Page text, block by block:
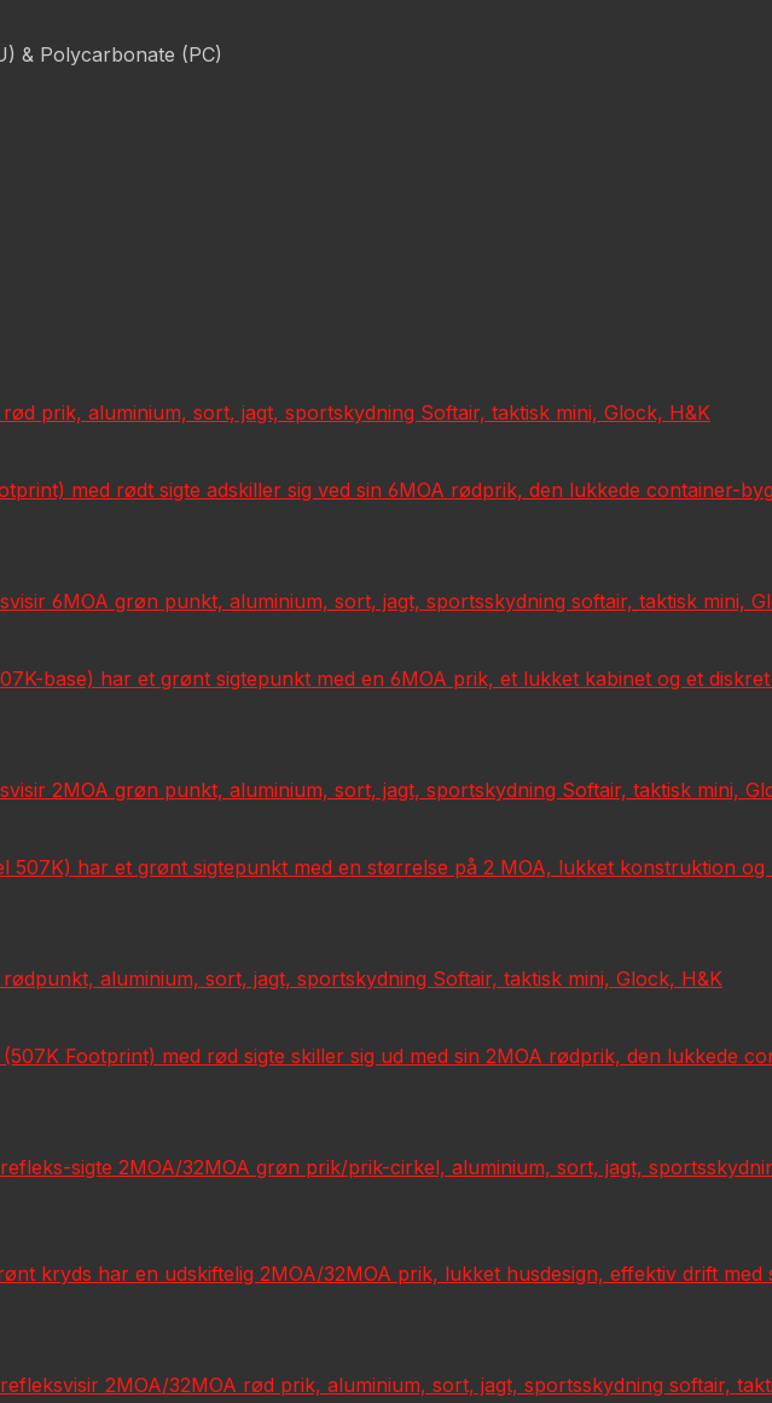
& Polycarbonate (PC)
prik, aluminium, sort, jagt, sportskydning Softair, taktisk mini, Glock, H&K
med rødt sigte adskiller sig ved sin 6MOA rødprik, den lukkede container-
6MOA grøn punkt, aluminium, sort, jagt, sportsskydning softair, taktisk mini,
base) har et grønt sigtepunkt med en 6MOA prik, et lukket kabinet og et
2MOA grøn punkt, aluminium, sort, jagt, sportskydning Softair, taktisk mini,
507K) har et grønt sigtepunkt med en størrelse på 2 MOA, lukket konstruktion
aluminium, sort, jagt, sportskydning Softair, taktisk mini, Glock, H&K
Footprint) med rød sigte skiller sig ud med sin 2MOA rødprik, den lukkede
sigte 2MOA/32MOA grøn prik/prik-cirkel, aluminium, sort, jagt,
kryds har en udskiftelig 2MOA/32MOA prik, lukket husdesign, effektiv drift med
2MOA/32MOA rød prik, aluminium, sort, jagt, sportsskydning softair,